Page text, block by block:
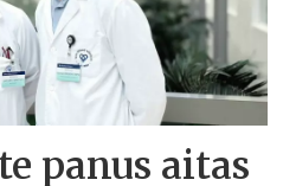
panus aitas